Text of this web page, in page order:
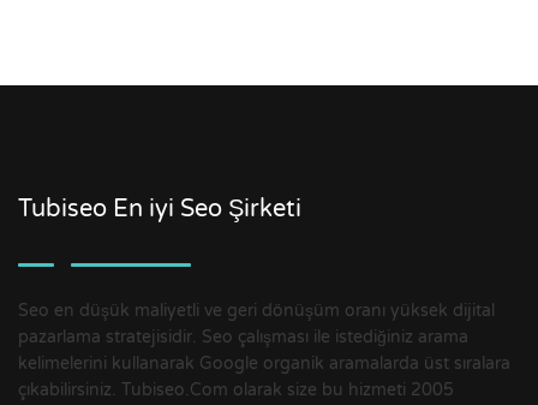
Tubiseo En iyi Seo Şirketi
Seo en düşük maliyetli ve geri dönüşüm oranı yüksek dijital
pazarlama stratejisidir. Seo çalışması ile istediğiniz arama
kelimelerini kullanarak Google organik aramalarda üst sıralara
çıkabilirsiniz. Tubiseo.Com olarak size bu hizmeti 2005